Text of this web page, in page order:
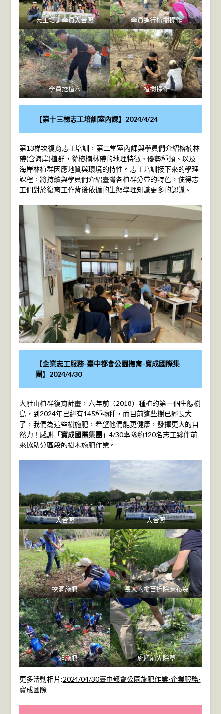
志工培訓學員大合照 學員進行植樹操作
學員挖植穴 植樹操作
【第十三梯志工培訓室內課】2024/4/24
第13梯次復育志工培訓，第二堂室內課與學員們介紹榕楠林
帶(含海岸)植群，從榕楠林帶的地理特徵、優勢種類、以及
海岸林植群因應地質與環境的特性。志工培訓接下來的學理
課程，將持續與學員們介紹臺灣各植群分帶的特色，使得志
工們對於復育工作背後依循的生態學理知識更多的認識。
【企業志工服務-臺中都會公園撫育-寶成國際集
團】 2024/4/30
大肚山植群復育計畫，六年前（2018）種植的第一個生態樹
島，到2024年已經有145種物種，而目前這些樹已經長大
了，我們為這些樹施肥，希望他們能更健康，發揮更大的自
然力！感謝「寶成國際集團 」4/30率隊約120名志工夥伴前
來協助分區段的樹木施肥作業。
大合照 大合照
挖洞施肥 長大的樹苗拆除麻布袋
一起施肥 施肥前先除草
更多活動相片:2024/04/30臺中都會公園施肥作業-企業服務-
寶成國際